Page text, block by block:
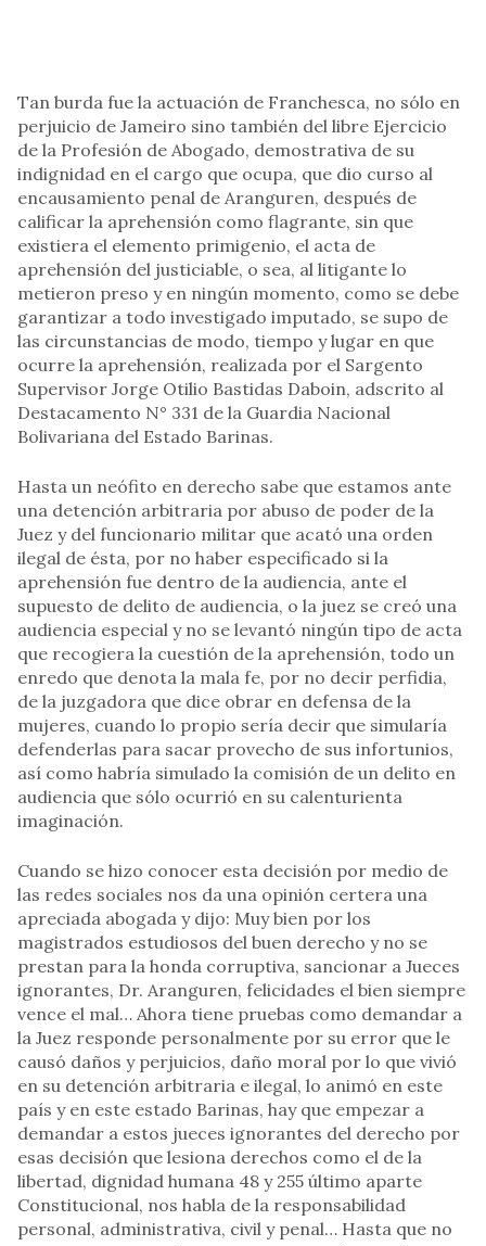
Tan burda fue la actuación de Franchesca, no sólo en
perjuicio de Jameiro sino también del libre Ejercicio
de la Profesión de Abogado, demostrativa de su
indignidad en el cargo que ocupa, que dio curso al
encausamiento penal de Aranguren, después de
calificar la aprehensión como flagrante, sin que
existiera el elemento primigenio, el acta de
aprehensión del justiciable, o sea, al litigante lo
metieron preso y en ningún momento, como se debe
garantizar a todo investigado imputado, se supo de
las circunstancias de modo, tiempo y lugar en que
ocurre la aprehensión, realizada por el Sargento
Supervisor Jorge Otilio Bastidas Daboin, adscrito al
Destacamento N° 331 de la Guardia Nacional
Bolivariana del Estado Barinas.
Hasta un neófito en derecho sabe que estamos ante
una detención arbitraria por abuso de poder de la
Juez y del funcionario militar que acató una orden
ilegal de ésta, por no haber especificado si la
aprehensión fue dentro de la audiencia, ante el
supuesto de delito de audiencia, o la juez se creó una
audiencia especial y no se levantó ningún tipo de acta
que recogiera la cuestión de la aprehensión, todo un
enredo que denota la mala fe, por no decir perfidia,
de la juzgadora que dice obrar en defensa de la
mujeres, cuando lo propio sería decir que simularía
defenderlas para sacar provecho de sus infortunios,
así como habría simulado la comisión de un delito en
audiencia que sólo ocurrió en su calenturienta
imaginación.
Cuando se hizo conocer esta decisión por medio de
las redes sociales nos da una opinión certera una
apreciada abogada y dijo: Muy bien por los
magistrados estudiosos del buen derecho y no se
prestan para la honda corruptiva, sancionar a Jueces
ignorantes, Dr. Aranguren, felicidades el bien siempre
vence el mal… Ahora tiene pruebas como demandar a
la Juez responde personalmente por su error que le
causó daños y perjuicios, daño moral por lo que vivió
en su detención arbitraria e ilegal, lo animó en este
país y en este estado Barinas, hay que empezar a
demandar a estos jueces ignorantes del derecho por
esas decisión que lesiona derechos como el de la
libertad, dignidad humana 48 y 255 último aparte
Constitucional, nos habla de la responsabilidad
personal, administrativa, civil y penal… Hasta que no